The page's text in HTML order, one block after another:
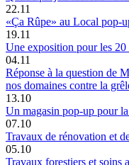
22.11
«Ça Rûpe» au Local pop-
19.11
Une exposition pour les 20
04.11
Réponse à la question de
nos domaines contre la
13.10
Un magasin pop-up pour
07.10
Travaux de rénovation et
05.10
Travaux forestiers et soins